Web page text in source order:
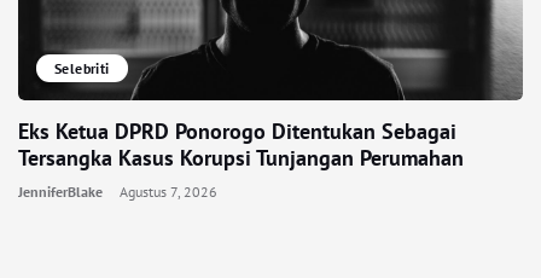
Selebriti
Eks Ketua DPRD Ponorogo Ditentukan Sebagai
Tersangka Kasus Korupsi Tunjangan Perumahan
JenniferBlake Agustus 7, 2026